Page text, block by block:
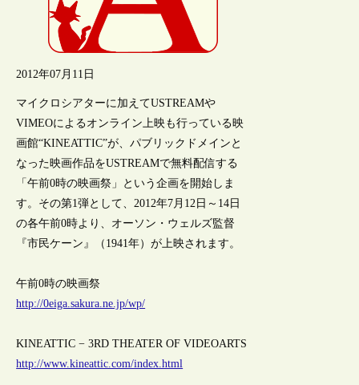
2012年07月11日
マイクロシアターに加えてUSTREAMや
VIMEOによるオンライン上映も行っている映
画館“KINEATTIC”が、パブリックドメインと
なった映画作品をUSTREAMで無料配信する
「午前0時の映画祭」という企画を開始しま
す。その第1弾として、2012年7月12日～14日
の各午前0時より、オーソン・ウェルズ監督
『市民ケーン』（1941年）が上映されます。
午前0時の映画祭
http://0eiga.sakura.ne.jp/wp/
KINEATTIC − 3RD THEATER OF VIDEOARTS
http://www.kineattic.com/index.html